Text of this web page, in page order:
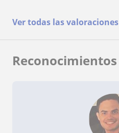
Ver todas las valoraciones
Reconocimientos